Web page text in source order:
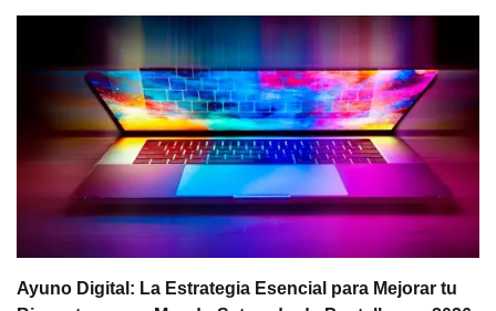
Ayuno Digital: La Estrategia Esencial para Mejorar tu